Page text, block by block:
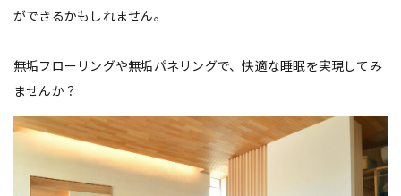
ができるかもしれません。
無垢フローリングや無垢パネリングで、快適な睡眠を実現してみ
ませんか？